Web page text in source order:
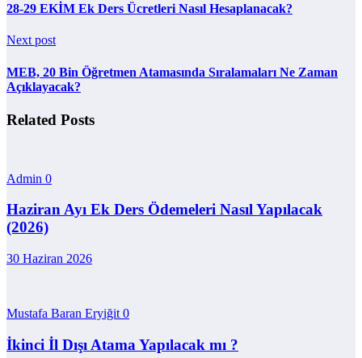
28-29 EKİM Ek Ders Ücretleri Nasıl Hesaplanacak?
Next post
MEB, 20 Bin Öğretmen Atamasında Sıralamaları Ne Zaman
Açıklayacak?
Related Posts
Admin 0
Haziran Ayı Ek Ders Ödemeleri Nasıl Yapılacak
(2026)
30 Haziran 2026
Mustafa Baran Eryiğit 0
İkinci İl Dışı Atama Yapılacak mı ?